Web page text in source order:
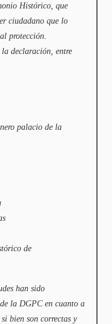
Histórico, que
ciudadano que lo
protección.
declaración, entre
palacio de la
de
han sido
la DGPC en cuanto a
bien son correctas y